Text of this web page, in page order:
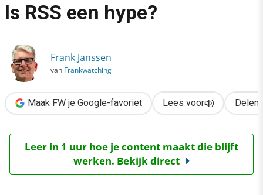
Is RSS een hype?
Frank Janssen
van Frankwatching
Maak FW je Google-favoriet Lees voor Delen
Leer in 1 uur hoe je content maakt die blijft
werken. Bekijk direct